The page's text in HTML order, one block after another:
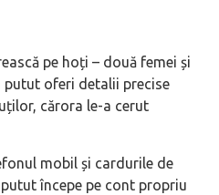
pe hoți – două femei și
putut oferi detalii precise
cărora le-a cerut
mobil și cardurile de
începe pe cont propriu